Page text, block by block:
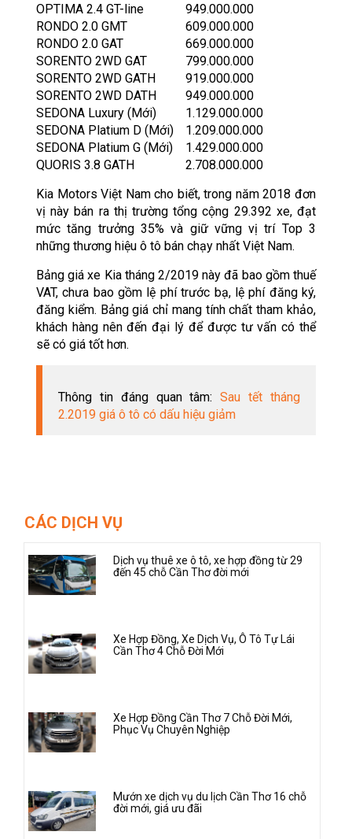
OPTIMA 2.4 GT-line
949.000.000
RONDO 2.0 GMT
609.000.000
RONDO 2.0 GAT
669.000.000
SORENTO 2WD GAT
799.000.000
SORENTO 2WD GATH
919.000.000
SORENTO 2WD DATH
949.000.000
SEDONA Luxury (Mới)
1.129.000.000
SEDONA Platium D (Mới)
1.209.000.000
SEDONA Platium G (Mới)
1.429.000.000
QUORIS 3.8 GATH
2.708.000.000
Kia Motors Việt Nam cho biết, trong năm 2018 đơn
vị này bán ra thị trường tổng cộng 29.392 xe, đạt
mức tăng trưởng 35% và giữ vững vị trí Top 3
những thương hiệu ô tô bán chạy nhất Việt Nam.
Bảng giá xe Kia tháng 2/2019 này đã bao gồm thuế
VAT, chưa bao gồm lệ phí trước bạ, lệ phí đăng ký,
đăng kiểm. Bảng giá chỉ mang tính chất tham khảo,
khách hàng nên đến đại lý để được tư vấn có thể
sẽ có giá tốt hơn.
Thông tin đáng quan tâm:Sau tết tháng
2.2019 giá ô tô có dấu hiệu giảm
CÁC DỊCH VỤ
Dịch vụ thuê xe ô tô, xe hợp đồng từ 29
đến 45 chỗ Cần Thơ đời mới
Xe Hợp Đồng, Xe Dịch Vụ, Ô Tô Tự Lái
Cần Thơ 4 Chỗ Đời Mới
Xe Hợp Đồng Cần Thơ 7 Chỗ Đời Mới,
Phục Vụ Chuyên Nghiệp
Mướn xe dịch vụ du lịch Cần Thơ 16 chỗ
đời mới, giá ưu đãi